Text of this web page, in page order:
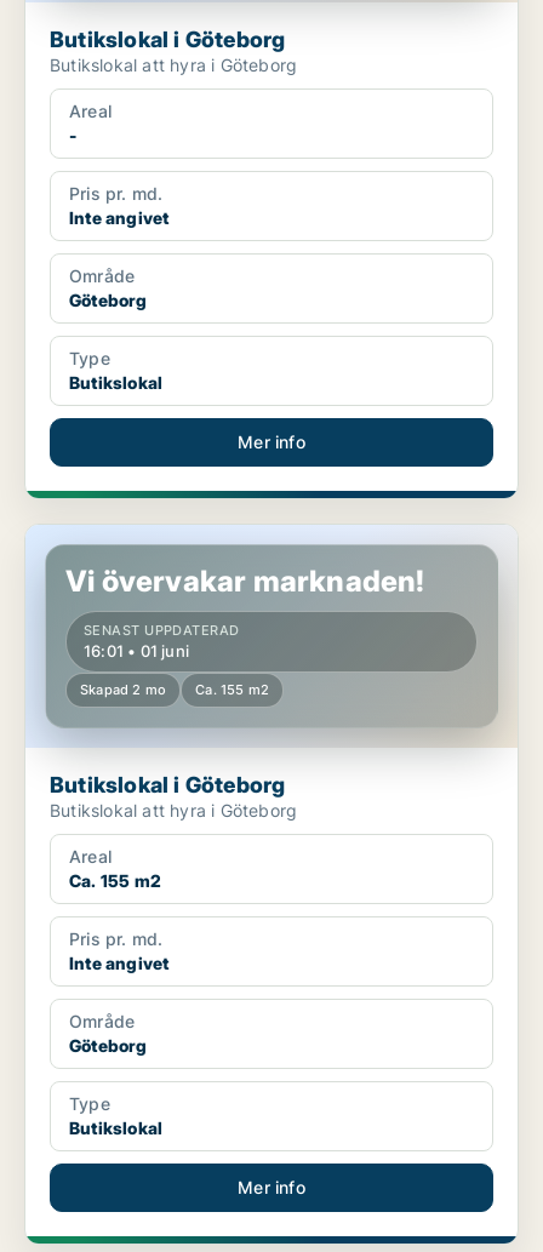
Butikslokal i Göteborg
Butikslokal att hyra i Göteborg
Areal
-
Pris pr. md.
Inte angivet
Område
Göteborg
Type
Butikslokal
Mer info
Butikslokal i Göteborg
Vi övervakar marknaden!
SENAST UPPDATERAD
16:01 • 01 juni
Skapad 2 mo Ca. 155 m2
Butikslokal i Göteborg
Butikslokal att hyra i Göteborg
Areal
Ca. 155 m2
Pris pr. md.
Inte angivet
Område
Göteborg
Type
Butikslokal
Mer info